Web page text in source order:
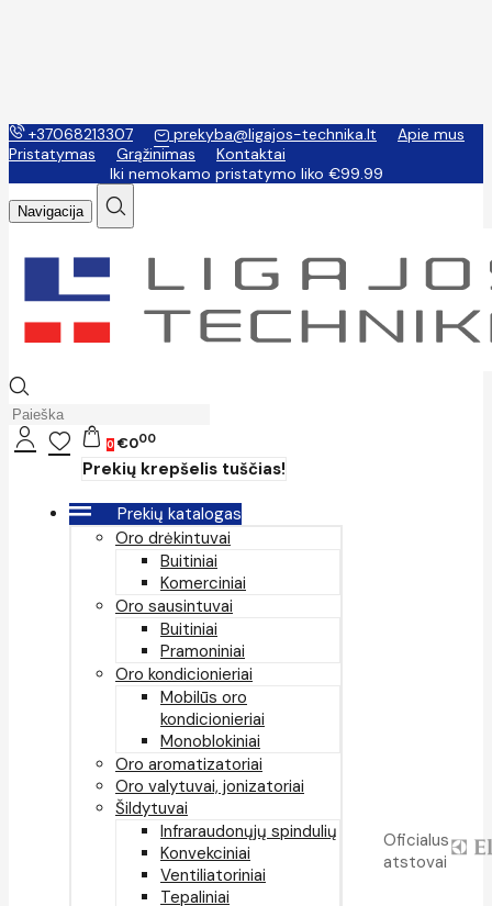
+37068213307 prekyba@ligajos-technika.lt
Apie mus
Pristatymas
Grąžinimas
Kontaktai
Iki nemokamo pristatymo liko €99.99
Navigacija
0 €000
Prekių krepšelis tuščias!
Prekių katalogas
Oro drėkintuvai
Buitiniai
Komerciniai
Oro sausintuvai
Buitiniai
Pramoniniai
Oro kondicionieriai
Mobilūs oro
kondicionieriai
Monoblokiniai
Oro aromatizatoriai
Oro valytuvai, jonizatoriai
Šildytuvai
Infraraudonųjų spindulių
Konvekciniai
Ventiliatoriniai
Tepaliniai
Oficialus
atstovai